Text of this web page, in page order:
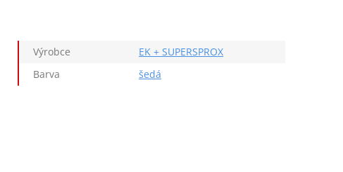
Výrobce
EK + SUPERSPROX
Barva
šedá